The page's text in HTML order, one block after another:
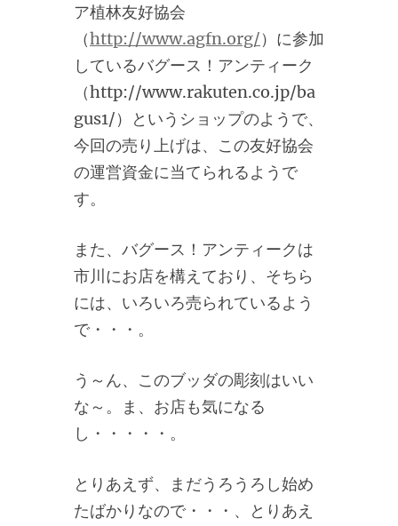
ア植林友好協会
（http://www.agfn.org/）に参加
しているバグース！アンティーク
（http://www.rakuten.co.jp/ba
gus1/）というショップのようで、
今回の売り上げは、この友好協会
の運営資金に当てられるようで
す。
また、バグース！アンティークは
市川にお店を構えており、そちら
には、いろいろ売られているよう
で・・・。
う～ん、このブッダの彫刻はいい
な～。ま、お店も気になる
し・・・・・。
とりあえず、まだうろうろし始め
たばかりなので・・・、とりあえ